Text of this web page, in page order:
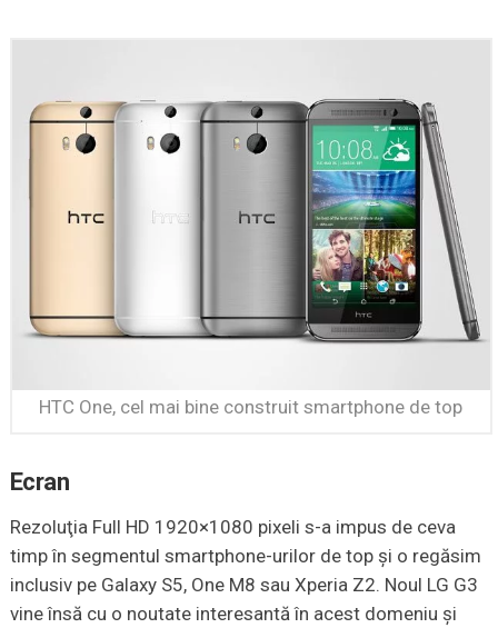
HTC One, cel mai bine construit smartphone de top
Ecran
Rezoluţia Full HD 1920×1080 pixeli s-a impus de ceva
timp în segmentul smartphone-urilor de top şi o regăsim
inclusiv pe Galaxy S5, One M8 sau Xperia Z2. Noul LG G3
vine însă cu o noutate interesantă în acest domeniu şi